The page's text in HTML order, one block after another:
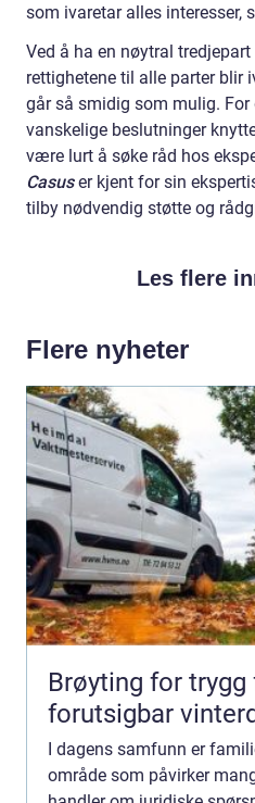
som ivaretar alles interesser,
Ved å ha en nøytral
rettighetene til alle parter blir
går så smidig som mulig.
vanskelige beslutninger
være lurt å søke råd hos
Casus er kjent for sin
tilby nødvendig støtte og
Les flere
Flere nyheter
Brøyting for
forutsigbar
I dagens samfunn er
område som påvirker